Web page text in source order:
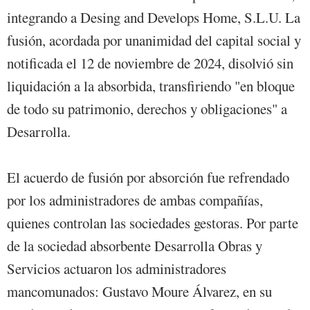
integrando a Desing and Develops Home, S.L.U. La
fusión, acordada por unanimidad del capital social y
notificada el 12 de noviembre de 2024, disolvió sin
liquidación a la absorbida, transfiriendo "en bloque
de todo su patrimonio, derechos y obligaciones" a
Desarrolla.
El acuerdo de fusión por absorción fue refrendado
por los administradores de ambas compañías,
quienes controlan las sociedades gestoras. Por parte
de la sociedad absorbente Desarrolla Obras y
Servicios actuaron los administradores
mancomunados: Gustavo Moure Álvarez, en su